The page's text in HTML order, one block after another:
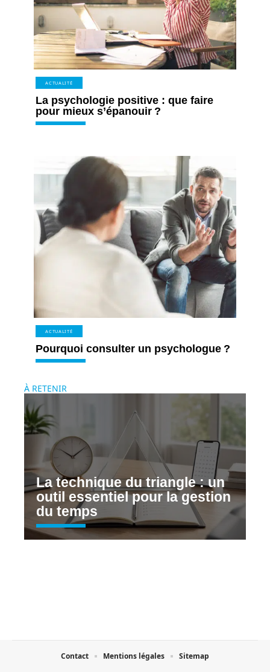
ACTUALITÉ
La psychologie positive : que faire
pour mieux s’épanouir ?
ACTUALITÉ
Pourquoi consulter un psychologue ?
À RETENIR
La technique du triangle : un
outil essentiel pour la gestion
du temps
Contact Mentions légales Sitemap